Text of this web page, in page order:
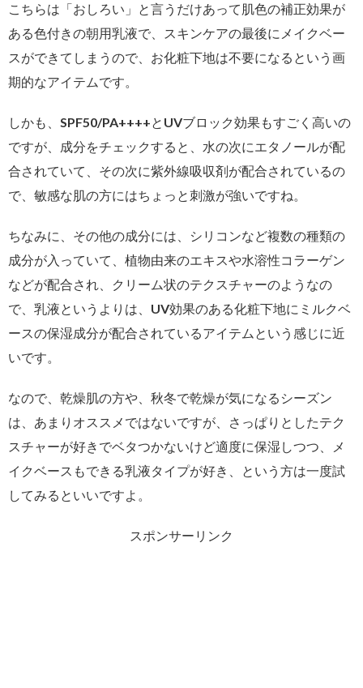
こちらは「おしろい」と言うだけあって肌色の補正効果が
ある色付きの朝用乳液で、スキンケアの最後にメイクベー
スができてしまうので、お化粧下地は不要になるという画
期的なアイテムです。
しかも、SPF50/PA++++とUVブロック効果もすごく高いの
ですが、成分をチェックすると、水の次にエタノールが配
合されていて、その次に紫外線吸収剤が配合されているの
で、敏感な肌の方にはちょっと刺激が強いですね。
ちなみに、その他の成分には、シリコンなど複数の種類の
成分が入っていて、植物由来のエキスや水溶性コラーゲン
などが配合され、クリーム状のテクスチャーのようなの
で、乳液というよりは、UV効果のある化粧下地にミルクベ
ースの保湿成分が配合されているアイテムという感じに近
いです。
なので、乾燥肌の方や、秋冬で乾燥が気になるシーズン
は、あまりオススメではないですが、さっぱりとしたテク
スチャーが好きでベタつかないけど適度に保湿しつつ、メ
イクベースもできる乳液タイプが好き、という方は一度試
してみるといいですよ。
スポンサーリンク